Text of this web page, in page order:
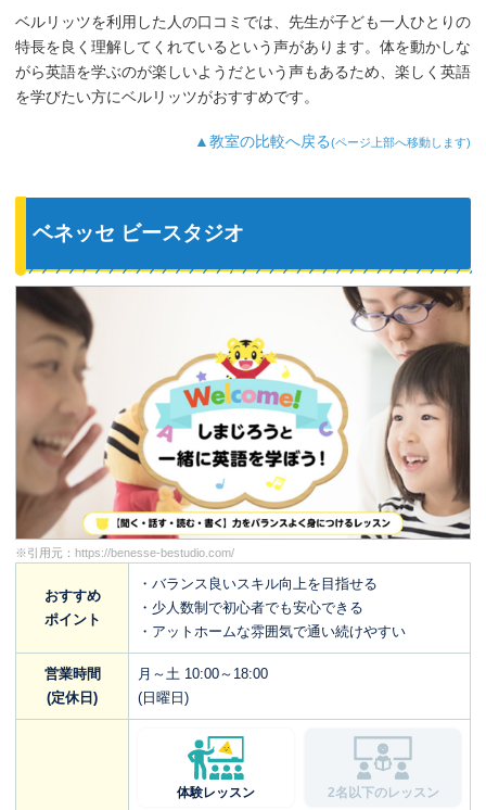
ベルリッツを利用した人の口コミでは、先生が子ども一人ひとりの
特長を良く理解してくれているという声があります。体を動かしな
がら英語を学ぶのが楽しいようだという声もあるため、楽しく英語
を学びたい方にベルリッツがおすすめです。
▲教室の比較へ戻る(ページ上部へ移動します)
ベネッセ ビースタジオ
※引用元： https://benesse-bestudio.com/
おすすめ
ポイント
・バランス良いスキル向上を目指せる
・少人数制で初心者でも安心できる
・アットホームな雰囲気で通い続けやすい
営業時間
(定休日)
月～土 10:00～18:00
(日曜日)
体験レッスン 2名以下のレッスン